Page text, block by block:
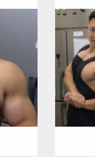
筋
ン
ダウ